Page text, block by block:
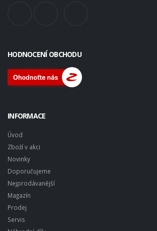
HODNOCENÍ OBCHODU
INFORMACE
Úvod
Zboží v akci
Novinky
Doporučujeme
Nejprodávanější
Magazín
Prodej
Servis